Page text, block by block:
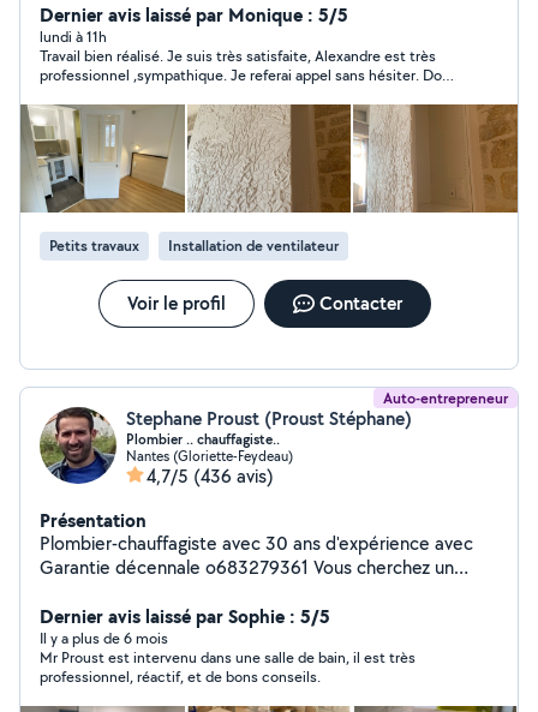
mets mon savoir-faire et mon professionnalisme à votre
service. Je comprends que faire appel à un artisan
puisse susciter des inquiétudes : peur d'un travail bâclé
ou d'un résultat décevant. C'est pourquoi je m'engage à
traiter chaque projet avec sérieux et transparence,
comme si je travaillais dans mon propre chez moi. Mon
objectif est de vous offrir un service de qualité, adapté
à vos besoins et à votre budget. Ensemble, discutons
de vos envies, afin que je vous accompagne à chaque
étape, du conseil jusqu'à la réalisation finale. Contactez-
moi pour discuter de votre projet et obtenir un devis
gratuit et personnalisé.
Dernier avis laissé par Monique : 5/5
lundi à 11h
Travail bien réalisé. Je suis très satisfaite, Alexandre est très
professionnel ,sympathique. Je referai appel sans hésiter. Donc
Petits travaux Installation de ventilateur
Voir le profil Contacter
Auto-entrepreneur
Stephane Proust (Proust Stéphane)
Plombier .. chauffagiste..
Nantes (Gloriette-Feydeau)
4,7/5 (436 avis)
Présentation
Plombier-chauffagiste avec 30 ans d'expérience avec
Garantie décennale o683279361 Vous cherchez un
de chauffage ? Je suis à vos côtés O683279361 pour:
Dépannage et entretien divers (plomberie, chauffage,
ballon d'eau chaude) Création et rénovation de salle de
bain Désembouage des réseaux de chauffage avec
Dernier avis laissé par Sophie : 5/5
Il y a plus de 6 mois
Mr Proust est intervenu dans une salle de bain, il est très
professionnel, réactif, et de bons conseils.